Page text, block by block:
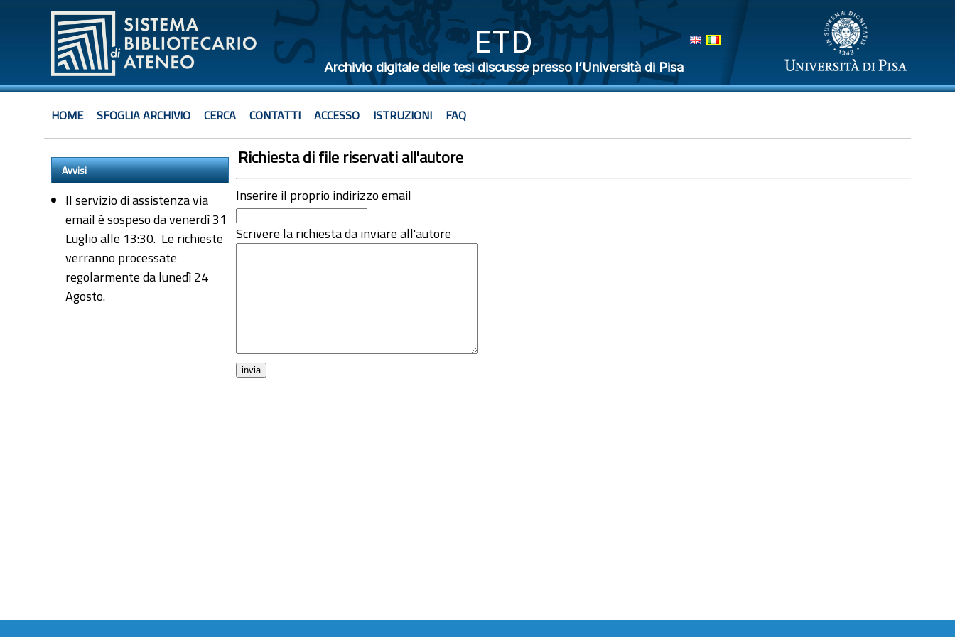
ETD
Archivio digitale delle tesi discusse presso l’Università di Pisa
HOME SFOGLIA ARCHIVIO CERCA CONTATTI ACCESSO ISTRUZIONI FAQ
Avvisi
Il servizio di assistenza via
email è sospeso da venerdì 31
Luglio alle 13:30. Le richieste
verranno processate
regolarmente da lunedì 24
Agosto.
Richiesta di file riservati all'autore
Inserire il proprio indirizzo email
Scrivere la richiesta da inviare all'autore